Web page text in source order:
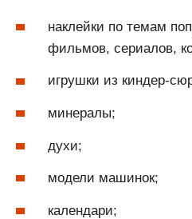
наклейки по темам
фильмов, сериалов,
игрушки из киндер-
минералы;
духи;
модели машинок;
календари;